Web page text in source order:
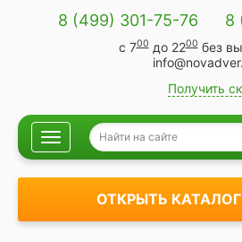
8 (499) 301-75-76 8
с 700до 2200без
Получить
Навигация
ОТКРЫТЬ